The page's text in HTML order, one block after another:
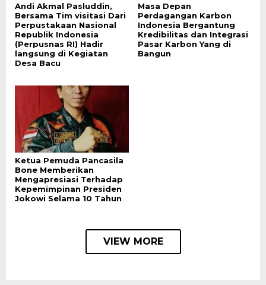
Andi Akmal Pasluddin,
Bersama Tim visitasi Dari
Perpustakaan Nasional
Republik Indonesia
(Perpusnas RI) Hadir
langsung di Kegiatan
Desa Bacu
Masa Depan
Perdagangan Karbon
Indonesia Bergantung
Kredibilitas dan Integrasi
Pasar Karbon Yang di
Bangun
Ketua Pemuda Pancasila
Bone Memberikan
Mengapresiasi Terhadap
Kepemimpinan Presiden
Jokowi Selama 10 Tahun
VIEW MORE